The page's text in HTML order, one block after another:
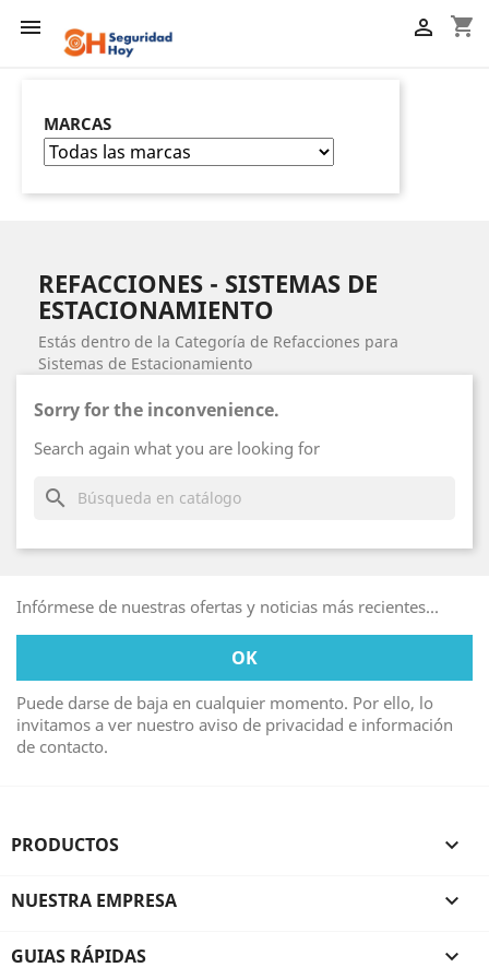
 shopping_cart

MARCAS
REFACCIONES - SISTEMAS DE
ESTACIONAMIENTO
Estás dentro de la Categoría de Refacciones para
Sistemas de Estacionamiento
Sorry for the inconvenience.
Search again what you are looking for
search
Infórmese de nuestras ofertas y noticias más recientes...
Puede darse de baja en cualquier momento. Por ello, lo
invitamos a ver nuestro aviso de privacidad e información
de contacto.
PRODUCTOS 
NUESTRA EMPRESA 
GUIAS RÁPIDAS 